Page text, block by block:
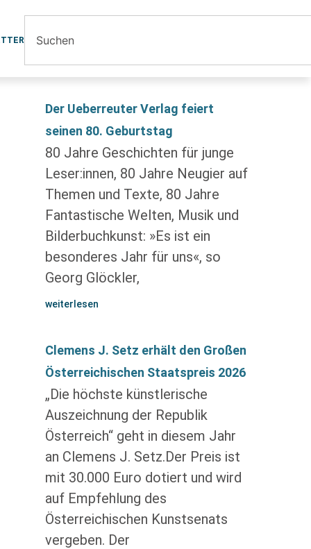
Der Ueberreuter Verlag feiert
seinen 80. Geburtstag
80 Jahre Geschichten für junge
Leser:innen, 80 Jahre Neugier auf
Themen und Texte, 80 Jahre
Fantastische Welten, Musik und
Bilderbuchkunst: »Es ist ein
besonderes Jahr für uns«, so
Georg Glöckler,
weiterlesen
Clemens J. Setz erhält den Großen
Österreichischen Staatspreis 2026
„Die höchste künstlerische
Auszeichnung der Republik
Österreich“ geht in diesem Jahr
an Clemens J. Setz.Der Preis ist
mit 30.000 Euro dotiert und wird
auf Empfehlung des
Österreichischen Kunstsenats
vergeben. Der